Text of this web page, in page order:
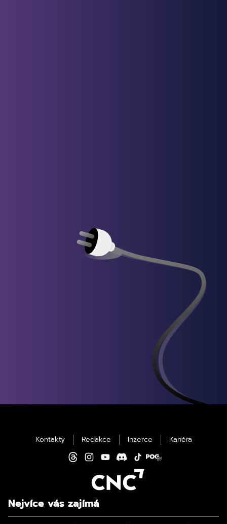
Nejvíce vás zajímá
Kontakty Redakce Inzerce Kariéra